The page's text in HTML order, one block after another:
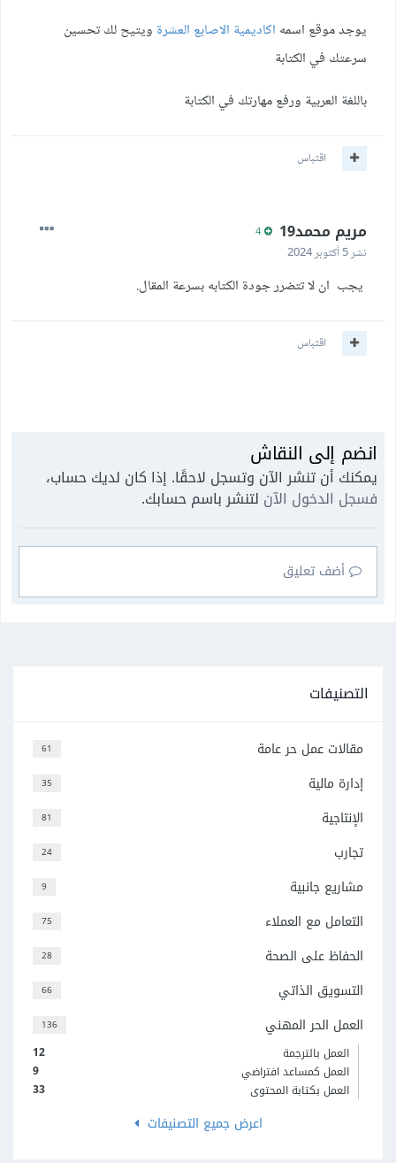
يوجد موقع اسمه اكاديمية الاصابع العشرة ويتيح لك تحسين
سرعتك في الكتابة
باللغة العربية ورفع مهارتك في الكتابة
اقتباس
مريم محمد19
نشر5 أكتوبر 2024
يجب ان لا تتضرر جودة الكتابه بسرعة المقال.
اقتباس
انضم إلى النقاش
يمكنك أن تنشر الآن وتسجل لاحقًا. إذا كان لديك حساب،
فسجل الدخول الآن لتنشر باسم حسابك.
أضف تعليق
التصنيفات
61 مقالات عمل حر عامة
35 إدارة مالية
81 الإنتاجية
24 تجارب
9 مشاريع جانبية
75 التعامل مع العملاء
28 الحفاظ على الصحة
66 التسويق الذاتي
136 العمل الحر المهني
12
العمل بالترجمة
9
العمل كمساعد افتراضي
33
العمل بكتابة المحتوى
اعرض جميع التصنيفات